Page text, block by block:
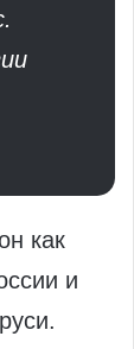
как
и